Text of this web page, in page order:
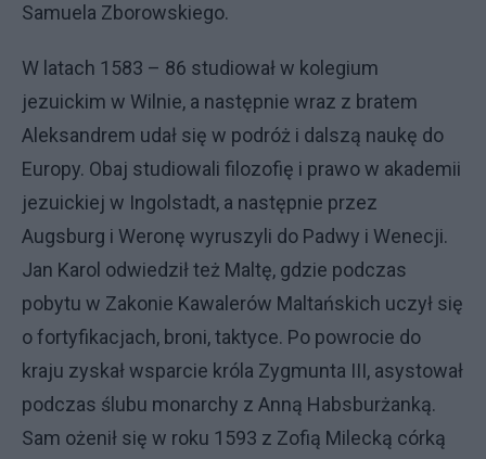
Samuela Zborowskiego.
W latach 1583 – 86 studiował w kolegium
jezuickim w Wilnie, a następnie wraz z bratem
Aleksandrem udał się w podróż i dalszą naukę do
Europy. Obaj studiowali filozofię i prawo w akademii
jezuickiej w Ingolstadt, a następnie przez
Augsburg i Weronę wyruszyli do Padwy i Wenecji.
Jan Karol odwiedził też Maltę, gdzie podczas
pobytu w Zakonie Kawalerów Maltańskich uczył się
o fortyfikacjach, broni, taktyce. Po powrocie do
kraju zyskał wsparcie króla Zygmunta III, asystował
podczas ślubu monarchy z Anną Habsburżanką.
Sam ożenił się w roku 1593 z Zofią Milecką córką